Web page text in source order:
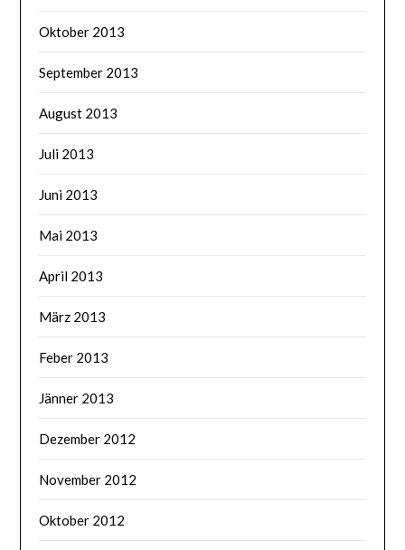
Oktober 2013
September 2013
August 2013
Juli 2013
Juni 2013
Mai 2013
April 2013
März 2013
Feber 2013
Jänner 2013
Dezember 2012
November 2012
Oktober 2012